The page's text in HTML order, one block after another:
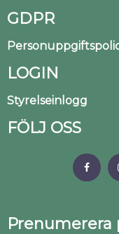
GDPR
LOGIN
Styrelseinlogg
FÖLJ OSS
Prenumerera